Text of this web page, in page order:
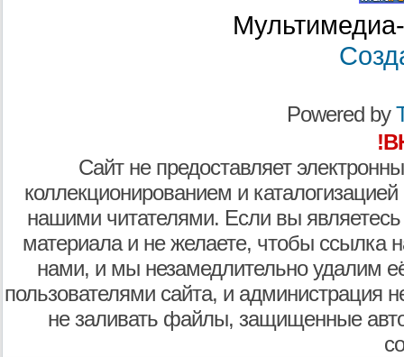
Powered by
Сайт не предоставляет
коллекционированием и
нашими читателями. Если вы являетесь
материала и не желаете, чтобы ссылка
нами, и мы незамедлительно удалим
пользователями сайта, и администрация
не заливать файлы, защищенные